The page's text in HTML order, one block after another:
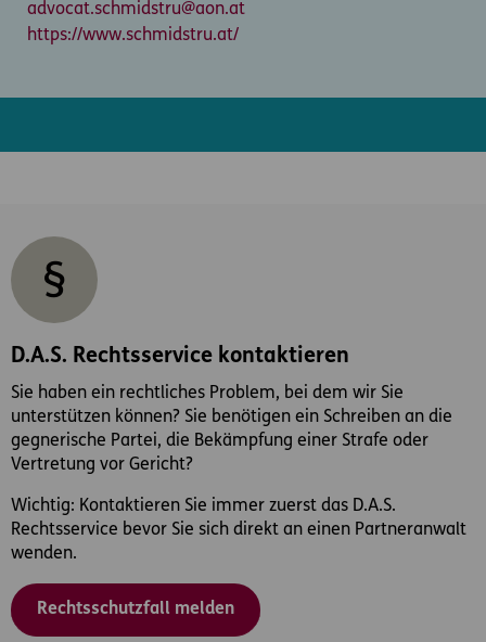
advocat.schmidstru@aon.at
https://www.schmidstru.at/
D.A.S. Rechtsservice kontaktieren
Sie haben ein rechtliches Problem, bei dem wir Sie
unterstützen können? Sie benötigen ein Schreiben an die
gegnerische Partei, die Bekämpfung einer Strafe oder
Vertretung vor Gericht?
Wichtig: Kontaktieren Sie immer zuerst das D.A.S.
Rechtsservice bevor Sie sich direkt an einen Partneranwalt
wenden.
Rechtsschutzfall melden